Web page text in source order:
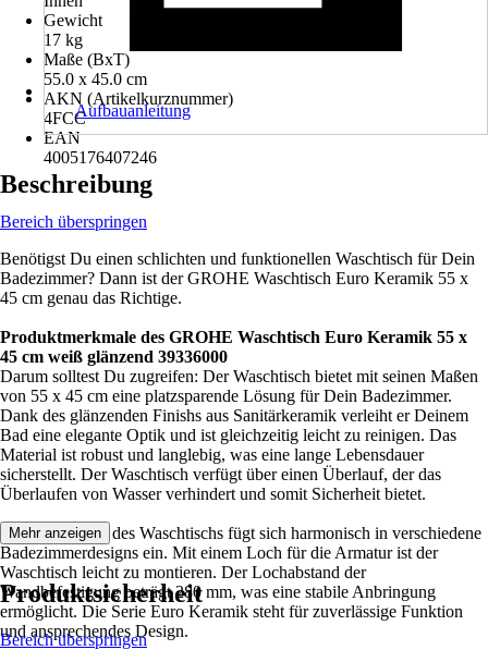
Gewicht
17 kg
Maße (BxT)
55.0 x 45.0 cm
AKN (Artikelkurznummer)
4FCC
EAN
4005176407246
Aufbauanleitung
Beschreibung
Bereich überspringen
Benötigst Du einen schlichten und funktionellen Waschtisch für Dein
Badezimmer? Dann ist der GROHE Waschtisch Euro Keramik 55 x
45 cm genau das Richtige.
Produktmerkmale des GROHE Waschtisch Euro Keramik 55 x
45 cm weiß glänzend 39336000
Darum solltest Du zugreifen: Der Waschtisch bietet mit seinen Maßen
von 55 x 45 cm eine platzsparende Lösung für Dein Badezimmer.
Dank des glänzenden Finishs aus Sanitärkeramik verleiht er Deinem
Bad eine elegante Optik und ist gleichzeitig leicht zu reinigen. Das
Material ist robust und langlebig, was eine lange Lebensdauer
sicherstellt. Der Waschtisch verfügt über einen Überlauf, der das
Überlaufen von Wasser verhindert und somit Sicherheit bietet.
Die ovale Form des Waschtischs fügt sich harmonisch in verschiedene
Badezimmerdesigns ein. Mit einem Loch für die Armatur ist der
Waschtisch leicht zu montieren. Der Lochabstand der
Wandbefestigung beträgt 280 mm, was eine stabile Anbringung
ermöglicht. Die Serie Euro Keramik steht für zuverlässige Funktion
und ansprechendes Design.
Mehr anzeigen
Produktsicherheit
Bereich überspringen